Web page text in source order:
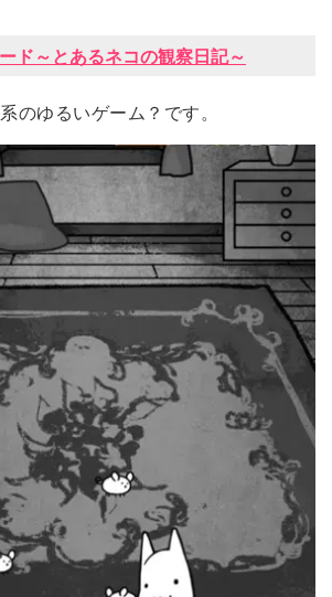
ド～とあるネコの観察日記～
のゆるいゲーム？です。